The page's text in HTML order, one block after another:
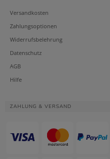
Versandkosten
Zahlungsoptionen
Widerrufsbelehrung
Datenschutz
AGB
Hilfe
ZAHLUNG & VERSAND